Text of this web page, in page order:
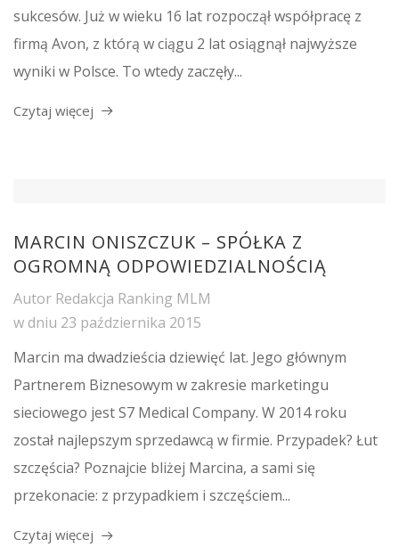
sukcesów. Już w wieku 16 lat rozpoczął współpracę z
firmą Avon, z którą w ciągu 2 lat osiągnął najwyższe
wyniki w Polsce. To wtedy zaczęły...
Czytaj więcej
MARCIN ONISZCZUK – SPÓŁKA Z
OGROMNĄ ODPOWIEDZIALNOŚCIĄ
Autor Redakcja Ranking MLM
w dniu 23 października 2015
Marcin ma dwadzieścia dziewięć lat. Jego głównym
Partnerem Biznesowym w zakresie marketingu
sieciowego jest S7 Medical Company. W 2014 roku
został najlepszym sprzedawcą w firmie. Przypadek? Łut
szczęścia? Poznajcie bliżej Marcina, a sami się
przekonacie: z przypadkiem i szczęściem...
Czytaj więcej